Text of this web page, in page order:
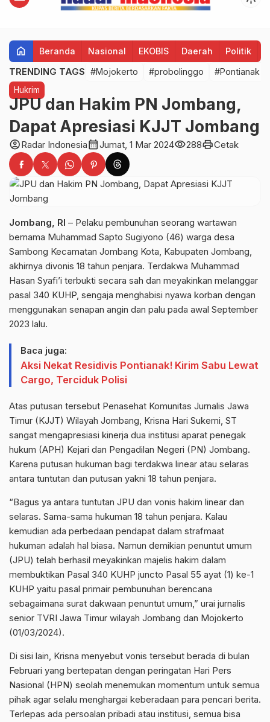
home Beranda Nasional EKOBIS Daerah Politik
TRENDING TAGS #Mojokerto #probolinggo #Pontianak
Hukrim
JPU dan Hakim PN Jombang,
Dapat Apresiasi KJJT Jombang
account_circleRadar Indonesiacalendar_monthJumat, 1 Mar 2024visibility288printCetak
Jombang, RI – Pelaku pembunuhan seorang wartawan
bernama Muhammad Sapto Sugiyono (46) warga desa
Sambong Kecamatan Jombang Kota, Kabupaten Jombang,
akhirnya divonis 18 tahun penjara. Terdakwa Muhammad
Hasan Syafi’i terbukti secara sah dan meyakinkan melanggar
pasal 340 KUHP, sengaja menghabisi nyawa korban dengan
menggunakan senapan angin dan palu pada awal September
2023 lalu.
Baca juga:
Aksi Nekat Residivis Pontianak! Kirim Sabu Lewat
Cargo, Terciduk Polisi
Atas putusan tersebut Penasehat Komunitas Jurnalis Jawa
Timur (KJJT) Wilayah Jombang, Krisna Hari Sukemi, ST
sangat mengapresiasi kinerja dua institusi aparat penegak
hukum (APH) Kejari dan Pengadilan Negeri (PN) Jombang.
Karena putusan hukuman bagi terdakwa linear atau selaras
antara tuntutan dan putusan yakni 18 tahun penjara.
“Bagus ya antara tuntutan JPU dan vonis hakim linear dan
selaras. Sama-sama hukuman 18 tahun penjara. Kalau
kemudian ada perbedaan pendapat dalam strafmaat
hukuman adalah hal biasa. Namun demikian penuntut umum
(JPU) telah berhasil meyakinkan majelis hakim dalam
membuktikan Pasal 340 KUHP juncto Pasal 55 ayat (1) ke-1
KUHP yaitu pasal primair pembunuhan berencana
sebagaimana surat dakwaan penuntut umum,” urai jurnalis
senior TVRI Jawa Timur wilayah Jombang dan Mojokerto
(01/03/2024).
Di sisi lain, Krisna menyebut vonis tersebut berada di bulan
Februari yang bertepatan dengan peringatan Hari Pers
Nasional (HPN) seolah menemukan momentum untuk semua
pihak agar selalu menghargai keberadaan para pencari berita.
Terlepas ada persoalan pribadi atau institusi, semua bisa